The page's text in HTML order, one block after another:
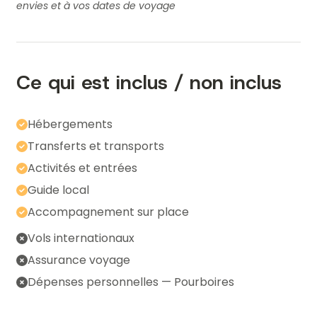
envies et à vos dates de voyage
Ce qui est inclus / non inclus
Hébergements
Transferts et transports
Activités et entrées
Guide local
Accompagnement sur place
Vols internationaux
Assurance voyage
Dépenses personnelles — Pourboires